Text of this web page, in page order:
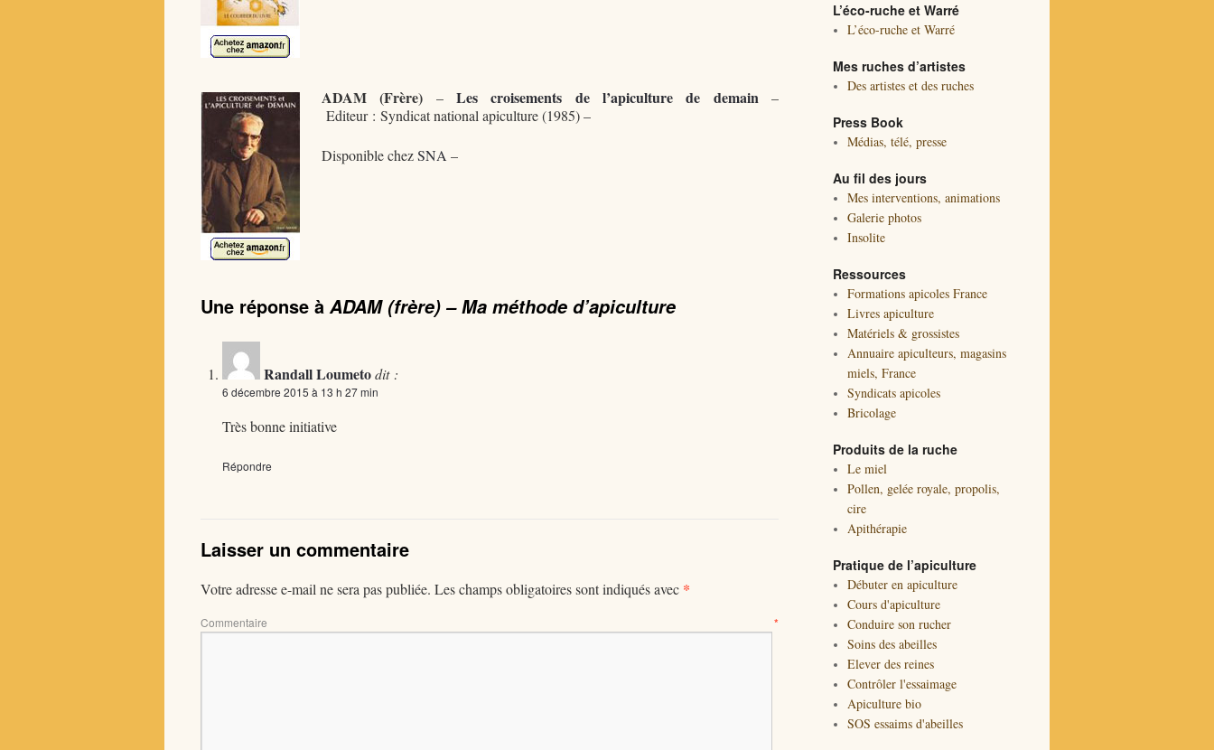
ADAM (Frère) –Les croisements de l’apiculture de demain –
Editeur : Syndicat national apiculture (1985) –
Disponible chezSNA –
Une réponse à ADAM (frère) – Ma méthode d’apiculture
Randall Loumetodit :
6 décembre 2015 à 13 h 27 min
Très bonne initiative
Répondre
Laisser un commentaire
Votre adresse e-mail ne sera pas publiée. Les champs obligatoires sont indiqués avec *
Commentaire *
L’éco-ruche et Warré
L’éco-ruche et Warré
Mes ruches d’artistes
Des artistes et des ruches
Press Book
Médias, télé, presse
Au fil des jours
Mes interventions, animations
Galerie photos
Insolite
Ressources
Formations apicoles France
Livres apiculture
Matériels & grossistes
Annuaire apiculteurs, magasins
miels, France
Syndicats apicoles
Bricolage
Produits de la ruche
Le miel
Pollen, gelée royale, propolis,
cire
Apithérapie
Pratique de l’apiculture
Débuter en apiculture
Cours d'apiculture
Conduire son rucher
Soins des abeilles
Elever des reines
Contrôler l'essaimage
Apiculture bio
SOS essaims d'abeilles